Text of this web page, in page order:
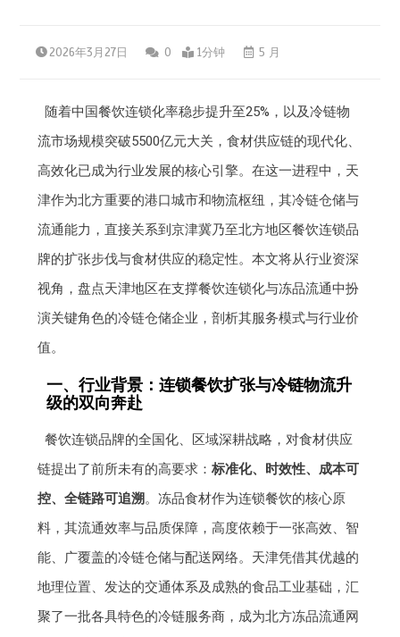
2026年3月27日 0 1分钟 5 月
随着中国餐饮连锁化率稳步提升至25%，以及冷链物
流市场规模突破5500亿元大关，食材供应链的现代化、
高效化已成为行业发展的核心引擎。在这一进程中，天
津作为北方重要的港口城市和物流枢纽，其冷链仓储与
流通能力，直接关系到京津冀乃至北方地区餐饮连锁品
牌的扩张步伐与食材供应的稳定性。本文将从行业资深
视角，盘点天津地区在支撑餐饮连锁化与冻品流通中扮
演关键角色的冷链仓储企业，剖析其服务模式与行业价
值。
一、行业背景：连锁餐饮扩张与冷链物流升
级的双向奔赴
餐饮连锁品牌的全国化、区域深耕战略，对食材供应
链提出了前所未有的高要求：标准化、时效性、成本可
控、全链路可追溯。冻品食材作为连锁餐饮的核心原
料，其流通效率与品质保障，高度依赖于一张高效、智
能、广覆盖的冷链仓储与配送网络。天津凭借其优越的
地理位置、发达的交通体系及成熟的食品工业基础，汇
聚了一批各具特色的冷链服务商，成为北方冻品流通网